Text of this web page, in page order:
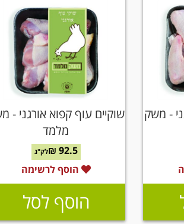
- משק
שוקיים עוף קפוא אורגני -
מלמד
92.5 ₪ לק"ג
הוסף לרשימה
הוסף לסל